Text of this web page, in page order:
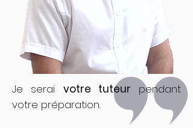
Je serai votre tuteur pendant
votre préparation.